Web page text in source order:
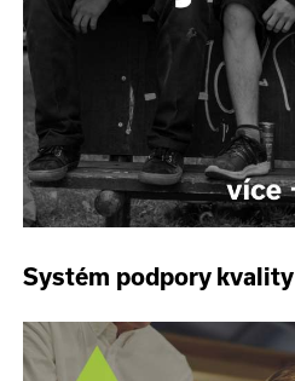
Systém podpory kvality